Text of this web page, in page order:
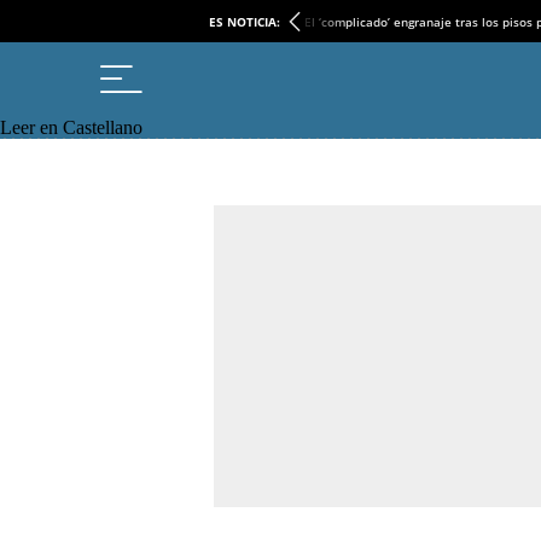
ES NOTICIA: El ‘complicado’ engranaje tras los pisos
Leer en Castellano